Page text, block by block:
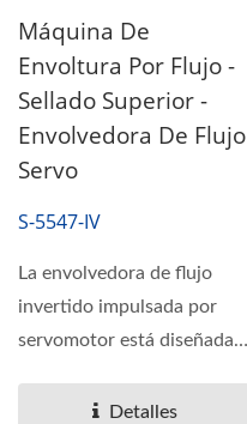
Máquina De
Envoltura Por Flujo -
Sellado Superior -
Envolvedora De Flujo
Servo
S-5547-IV
La envolvedora de flujo
invertido impulsada por
servomotor está diseñada
inestables,...Detalles